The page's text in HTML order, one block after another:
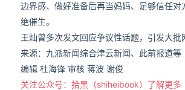
边界感、做好准备后再当妈妈、足够信任对
绝催生。
王灿曾多次发文回应争议性话题，引发大批
来源：九派新闻综合津云新闻、此前报道等
编辑 杜海锋 审核 蒋波 谢俊
关注公众号：拾黑（shiheibook）了解更多